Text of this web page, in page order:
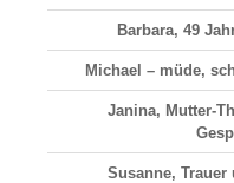
Barbara, 49
Michael – müde,
Janina, Mutter-
Susanne, Trauer